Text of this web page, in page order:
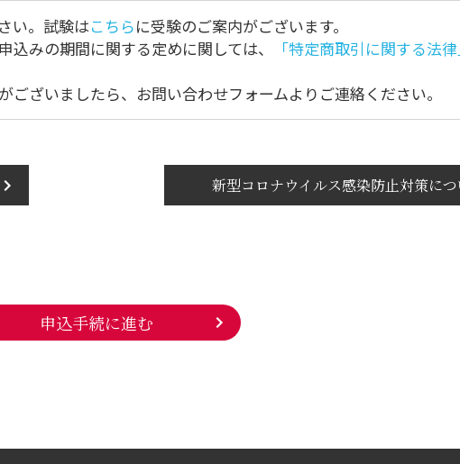
い。試験はこちらに受験のご案内がございます。
込みの期間に関する定めに関しては、
「特定商取引に関する法
ございましたら、お問い合わせフォームよりご連絡ください。
新型コロナウイルス感染防止対策につ